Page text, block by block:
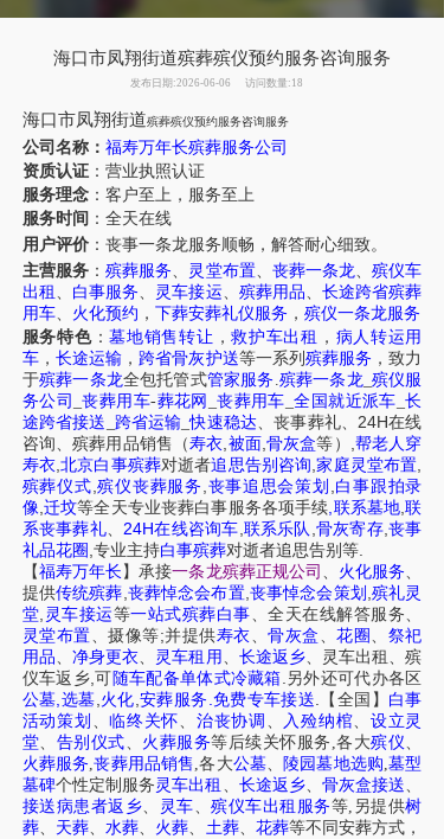
海口市凤翔街道殡葬殡仪预约服务咨询服务
发布日期:2026-06-06 访问数量:18
海口市凤翔街道殡葬殡仪预约服务咨询服务
公司名称： 福寿万年长殡葬服务公司
资质认证：营业执照认证
服务理念：客户至上，服务至上
服务时间 ：全天在线
用户评价：丧事一条龙服务顺畅，解答耐心细致。
主营服务 ：殡葬服务、 灵堂布置、 丧葬一条龙、殡仪车
出租 、 白事服务、 灵车接运、 殡葬用品、 长途跨省殡葬
用车、 火化预约 ， 下葬安葬礼仪服务 ， 殡仪一条龙服务
服务特色：墓地销售转让 ，救护车出租 ， 病人转运用
车， 长途运输 ，跨省骨灰护送等一系列 殡葬服务 ，致力
于殡葬一条龙全包托管式管家服务 .殡葬一条龙_ 殡仪服
务公司
_丧葬用车-葬花网 丧葬用车 全国就近派车 长
途跨省接送 跨省运输 _快速稳达、丧事葬礼、 24H在线
咨询、殡葬用品销售 （寿衣 被面, 骨灰盒等）
帮老人穿
寿衣 ,北京白事殡葬对逝者追思告别咨询 ,家庭灵堂布置
殡葬仪式 殡仪丧葬服务 丧事追思会策划 白事跟拍录
像 迁坟等全天专业丧葬白事服务各项手续 联系墓地 ,联
系丧事葬礼、24H在线咨询车 联系乐队 骨灰寄存, 丧事
礼品花圈 专业主持白事殡葬对逝者追思告别等.
【福寿万年长 】承接一条龙殡葬正规公司 、 火化服务、
提供传统殡葬 丧葬悼念会布置, 丧事悼念会策划 殡礼灵
堂 灵车接运等一站式殡葬白事、全天在线解答服务、
灵堂布置、摄像等;并提供寿衣、骨灰盒 、花圈 、 祭祀
用品、 净身更衣、 灵车租用 、 长途返乡、 灵车出租 、殡
仪车返乡 可 随车配备单体式冷藏箱 另外还可代办各区
公墓 选墓 火化 安葬服务 免费专车接送 【全国】 白事
活动策划 、临终关怀、 治丧协调 、 入殓纳棺、 设立灵
堂、 告别仪式、 火葬服务等后续关怀服务,各大殡仪、
火葬服务,丧葬用品销售,各大公墓、 陵园墓地选购,墓型
墓碑个性定制服务 灵车出租 、 长途返乡、 骨灰盒接送、
接送病患者返乡、 灵车、殡仪车出租服务等,另提供树
葬、 天葬、水葬、 火葬、 土葬、 花葬等不同安葬方式，